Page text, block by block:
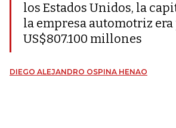
los Estados Unidos, la
la empresa automotriz
US$807.100 millones
DIEGO ALEJANDRO OSPINA HENAO